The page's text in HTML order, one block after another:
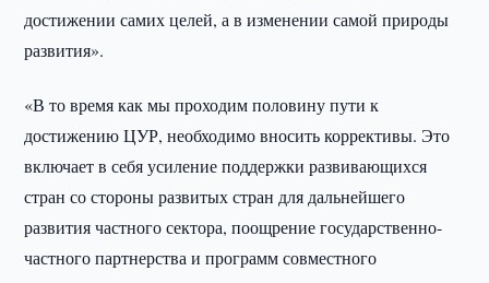
достижении самих целей, а в изменении самой природы
развития».
«В то время как мы проходим половину пути к
достижению ЦУР, необходимо вносить коррективы. Это
включает в себя усиление поддержки развивающихся
стран со стороны развитых стран для дальнейшего
развития частного сектора, поощрение государственно-
частного партнерства и программ совместного